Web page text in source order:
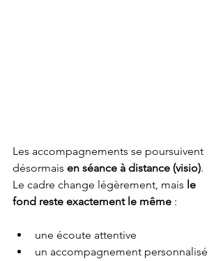
Les accompagnements se poursuivent
désormais en séance à distance (visio).
Le cadre change légèrement, mais le
fond reste exactement le même :
une écoute attentive
un accompagnement personnalisé